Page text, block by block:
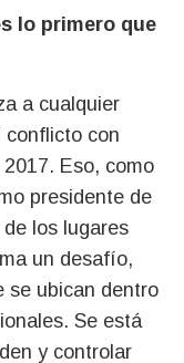
lo primero que
a cualquier
conflicto con
Eso, como
presidente de
los lugares
un desafío,
se ubican dentro
Se está
y controlar